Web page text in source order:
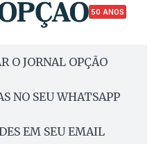
50 ANOS
O JORNAL OPÇÃO
NO SEU WHATSAPP
EM SEU EMAIL